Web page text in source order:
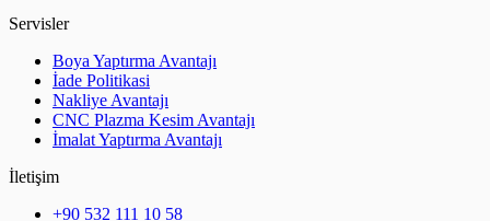
Servisler
Boya Yaptırma Avantajı
İade Politikasi
Nakliye Avantajı
CNC Plazma Kesim Avantajı
İmalat Yaptırma Avantajı
İletişim
+90 532 111 10 58